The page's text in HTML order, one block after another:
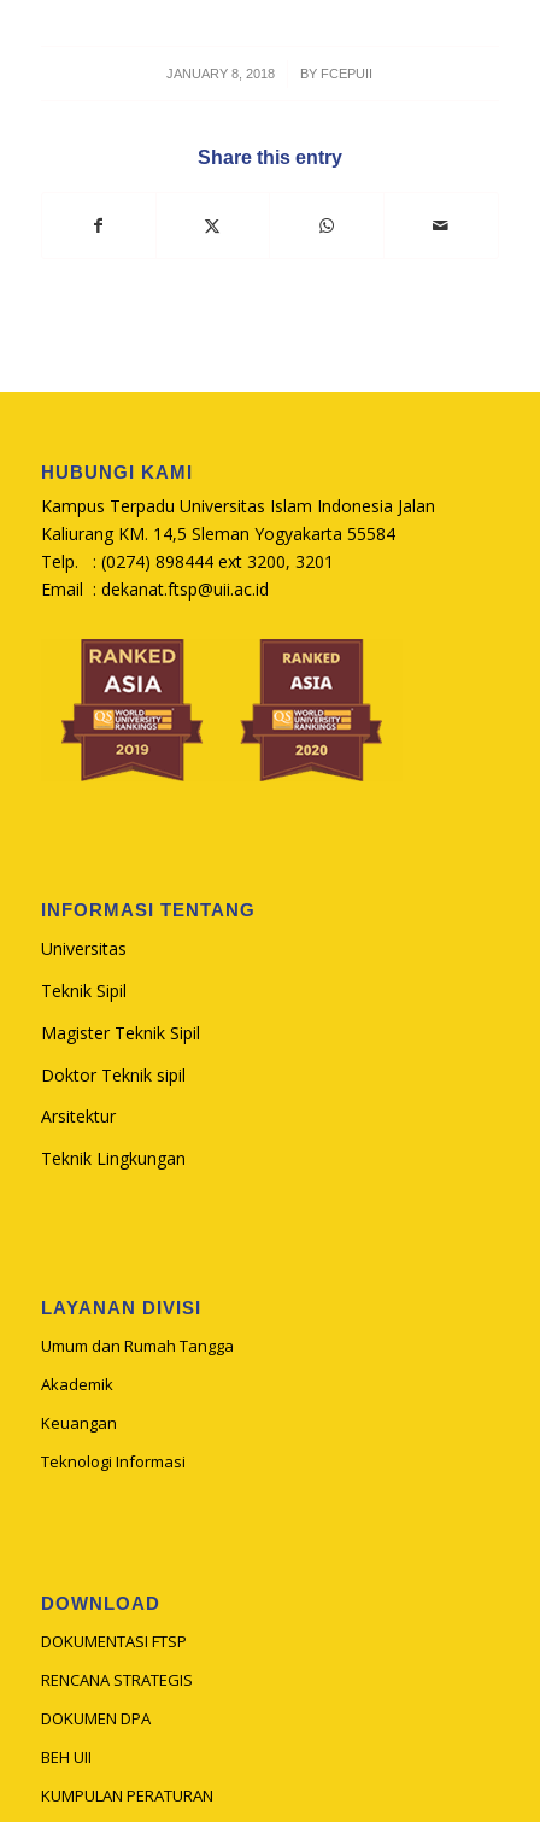
JANUARY 8, 2018
/ BY FCEPUII
Share this entry
HUBUNGI KAMI
Kampus Terpadu Universitas Islam Indonesia Jalan
Kaliurang KM. 14,5 Sleman Yogyakarta 55584
Telp. : (0274) 898444 ext 3200, 3201
Email : dekanat.ftsp@uii.ac.id
INFORMASI TENTANG
Universitas
Teknik Sipil
Magister Teknik Sipil
Doktor Teknik sipil
Arsitektur
Teknik Lingkungan
LAYANAN DIVISI
Umum dan Rumah Tangga
Akademik
Keuangan
Teknologi Informasi
DOWNLOAD
DOKUMENTASI FTSP
RENCANA STRATEGIS
DOKUMEN DPA
BEH UII
KUMPULAN PERATURAN